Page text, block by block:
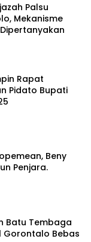
Palsu
Mekanisme
Rapat
Pidato Bupati
Beny
Penjara.
Batu Tembaga
Gorontalo Bebas